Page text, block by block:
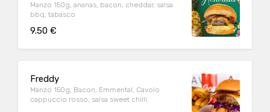
Manzo 150g, ananas, bacon, cheddar, salsa
bbq, tabasco
9.50 €
Freddy
Manzo 150g, Bacon, Emmental, Cavolo
cappuccio rosso, salsa sweet chilli.